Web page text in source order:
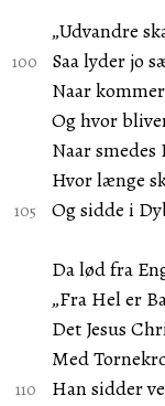
„Udvandre
Saa lyder jo
Naar
Og hvor
Naar
Hvor længe
Og sidde i
Da lød fra
„Fra Hel er
Det Jesus
Med
Han sidder